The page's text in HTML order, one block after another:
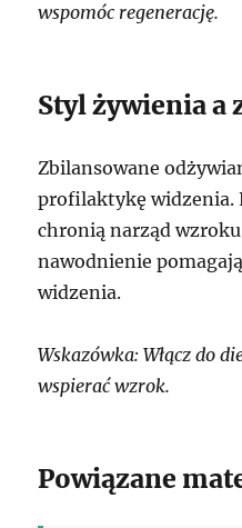
wspomóc regenerację.
Styl żywienia a
Zbilansowane
profilaktykę widzenia.
chronią narząd
nawodnienie
widzenia.
Wskazówka: Włącz do
wspierać wzrok.
Powiązane